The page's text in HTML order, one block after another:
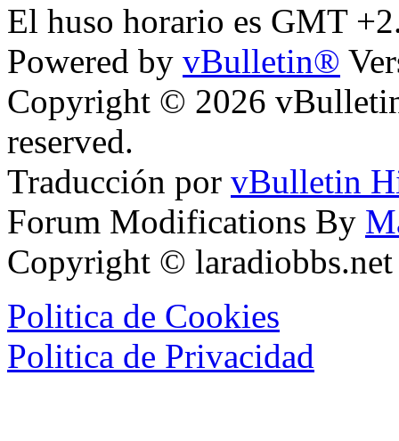
El huso horario es GMT
Powered by vBulletin®
Copyright © 2026
reserved.
Traducción por vBulletin
Forum Modifications By
Copyright ©
Politica de Cookies
Politica de Privacidad